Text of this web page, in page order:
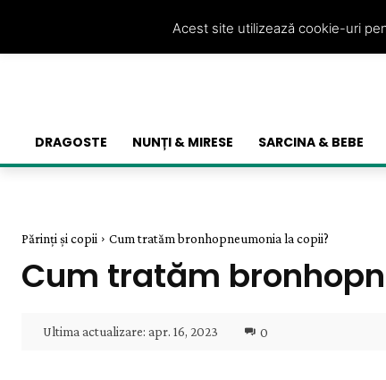
DRAGOSTE NUNȚI & MIRESE SARCINA & BEBE
Părinți și copii Cum tratăm bronhopneumonia la copii?
Cum tratăm
Ultima actualizare: apr. 16, 2023 0
Acest site utilizează cookie-uri